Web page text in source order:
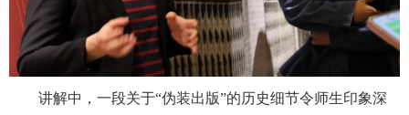
讲解中，一段关于“伪装出版”的历史细节令师生印象深